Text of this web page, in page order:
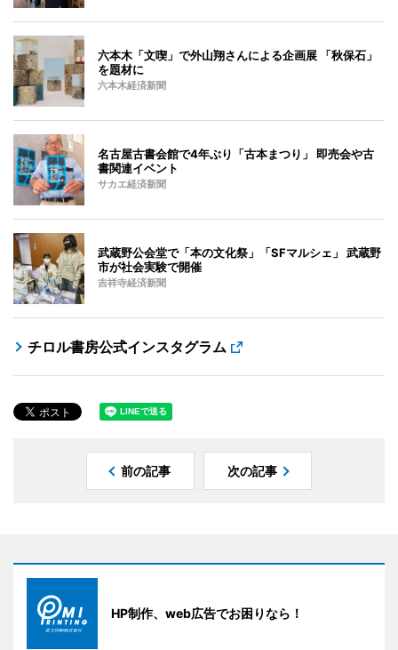
六本木「文喫」で外山翔さんによる企画展 「秋保石」
を題材に
六本木経済新聞
名古屋古書会館で4年ぶり「古本まつり」 即売会や古
書関連イベント
サカエ経済新聞
武蔵野公会堂で「本の文化祭」「SFマルシェ」 武蔵野
市が社会実験で開催
吉祥寺経済新聞
チロル書房公式インスタグラム
前の記事 次の記事
HP制作、web広告でお困りなら！